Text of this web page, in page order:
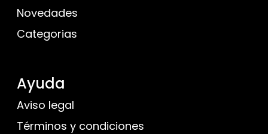
Novedades
Categorias
Ayuda
Aviso legal
Términos y condiciones